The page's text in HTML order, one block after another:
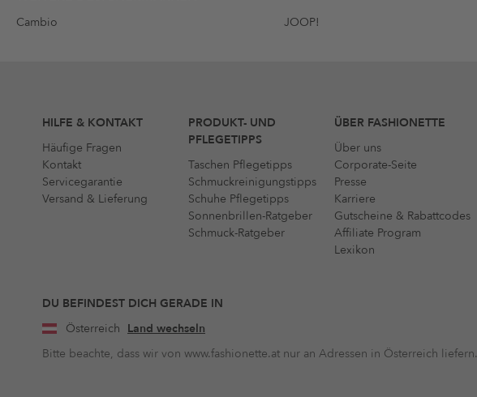
Cambio JOOP!
HILFE & KONTAKT
Häufige Fragen
Kontakt
Servicegarantie
Versand & Lieferung
PRODUKT- UND
PFLEGETIPPS
Taschen Pflegetipps
Schmuckreinigungstipps
Schuhe Pflegetipps
Sonnenbrillen-Ratgeber
Schmuck-Ratgeber
ÜBER FASHIONETTE
Über uns
Corporate-Seite
Presse
Karriere
Gutscheine & Rabattcodes
Affiliate Program
Lexikon
DU BEFINDEST DICH GERADE IN
Österreich Land wechseln
Bitte beachte, dass wir von www.fashionette.at nur an Adressen in Österreich liefern.